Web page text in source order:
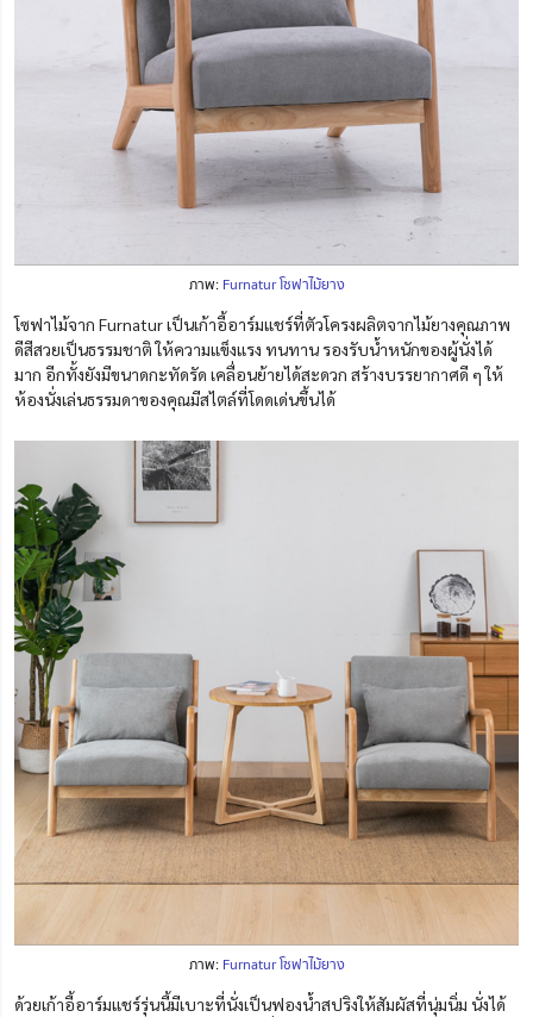
ภาพ: Furnatur โซฟาไม้ยาง
โซฟาไม้จาก Furnatur เป็นเก้าอี้อาร์มแชร์ที่ตัวโครงผลิตจากไม้ยางคุณภาพ
ดีสีสวยเป็นธรรมชาติ ให้ความแข็งแรง ทนทาน รองรับน้ำหนักของผู้นั่งได้
มาก อีกทั้งยังมีขนาดกะทัดรัด เคลื่อนย้ายได้สะดวก สร้างบรรยากาศดี ๆ ให้
ห้องนั่งเล่นธรรมดาของคุณมีสไตล์ที่โดดเด่นขึ้นได้
ภาพ: Furnatur โซฟาไม้ยาง
ด้วยเก้าอี้อาร์มแชร์รุ่นนี้มีเบาะที่นั่งเป็นฟองน้ำสปริงให้สัมผัสที่นุ่มนิ่ม นั่งได้